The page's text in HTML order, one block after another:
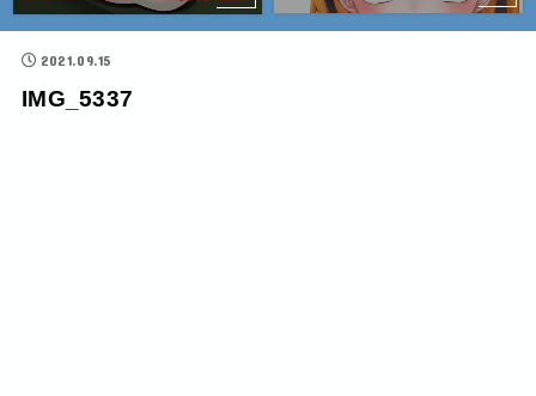
2021.09.15
IMG_5337